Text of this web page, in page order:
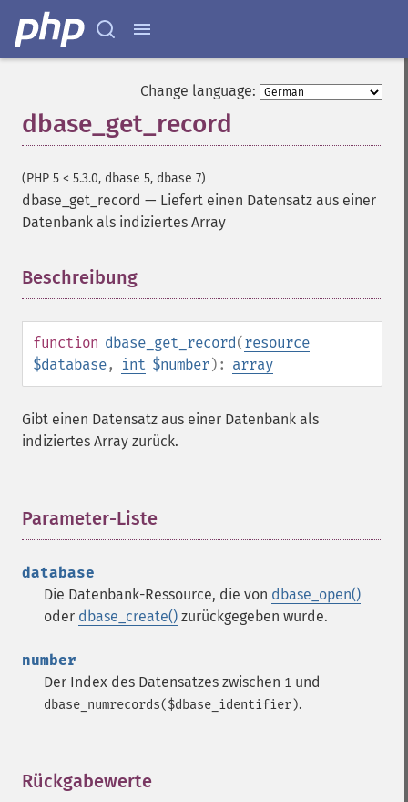
Change language:
dbase_get_record
(PHP 5 < 5.3.0, dbase 5, dbase 7)
dbase_get_record — Liefert einen Datensatz aus einer
Datenbank als indiziertes Array
Beschreibung
function dbase_get_record(resource
$database, int $number): array
Gibt einen Datensatz aus einer Datenbank als
indiziertes Array zurück.
Parameter-Liste
database
Die Datenbank-Ressource, die von dbase_open()
oder dbase_create() zurückgegeben wurde.
number
Der Index des Datensatzes zwischen 1 und
dbase_numrecords($dbase_identifier).
Rückgabewerte